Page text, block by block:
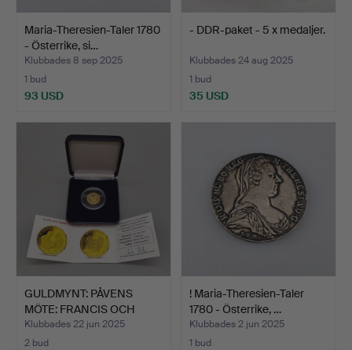
Maria-Theresien-Taler 1780
- Österrike, si…
Klubbades 8 sep 2025
1 bud
93 USD
- DDR-paket - 5 x medaljer.
Klubbades 24 aug 2025
1 bud
35 USD
GULDMYNT: PÅVENS
MÖTE: FRANCIS OCH
BENEDIC…
Klubbades 22 jun 2025
2 bud
! Maria-Theresien-Taler
1780 - Österrike, …
Klubbades 2 jun 2025
1 bud